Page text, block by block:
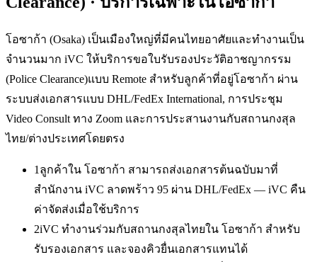
โอซาก้า (Osaka) เป็นเมืองใหญ่ที่มีคนไทยอาศัยและทำงานเป็น
จำนวนมาก iVC ให้บริการขอใบรับรองประวัติอาชญากรรม
(Police Clearance)แบบ Remote สำหรับลูกค้าที่อยู่โอซาก้า ผ่าน
ระบบส่งเอกสารแบบ DHL/FedEx International, การประชุม
Video Consult ทาง Zoom และการประสานงานกับสถานกงสุล
ไทย/ต่างประเทศโดยตรง
1 ลูกค้าใน โอซาก้า สามารถส่งเอกสารต้นฉบับมาที่
สำนักงาน iVC ลาดพร้าว 95 ผ่าน DHL/FedEx — iVC คืน
ค่าจัดส่งเมื่อใช้บริการ
2iVC ทำงานร่วมกับสถานกงสุลไทยใน โอซาก้า สำหรับ
รับรองเอกสาร และจองคิวยื่นเอกสารแทนได้